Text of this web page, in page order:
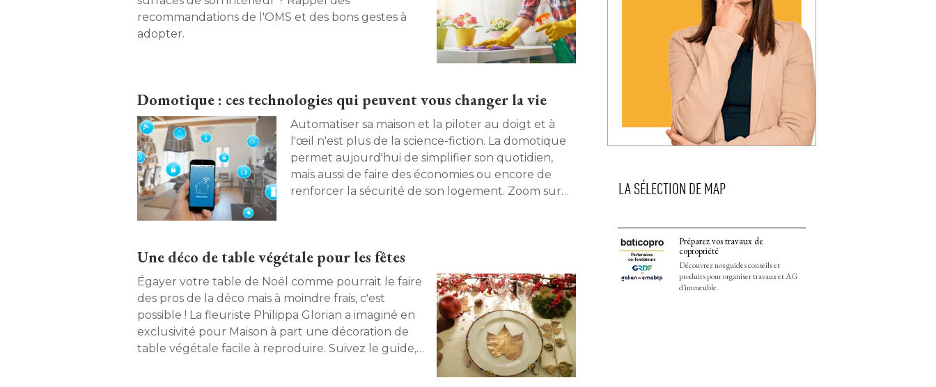
recommandations de l'OMS et des bons gestes à
adopter.
Domotique : ces technologies qui peuvent vous changer la vie
Automatiser sa maison et la piloter au doigt et à
l'œil n'est plus de la science-fiction. La domotique
permet aujourd'hui de simplifier son quotidien,
mais aussi de faire des économies ou encore de
renforcer la sécurité de son logement. Zoom sur
Une déco de table végétale pour les fêtes
Égayer votre table de Noël comme pourrait le faire
des pros de la déco mais à moindre frais, c'est
possible ! La fleuriste Philippa Glorian a imaginé en
exclusivité pour Maison à part une décoration de
table végétale facile à reproduire. Suivez le guide,
LA SÉLECTION DE MAP
Préparez vos travaux de
copropriété
Découvrez nos guides conseils et
produits pour organiser travaux et AG
d'immeuble.